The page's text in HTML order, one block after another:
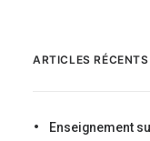
ARTICLES RÉCENTS
Enseignement